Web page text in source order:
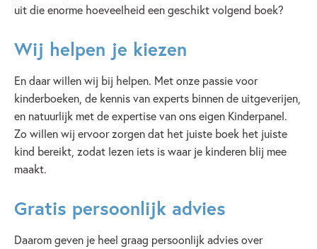
uit die enorme hoeveelheid een geschikt volgend boek?
Wij helpen je kiezen
En daar willen wij bij helpen. Met onze passie voor
kinderboeken, de kennis van experts binnen de uitgeverijen,
en natuurlijk met de expertise van ons eigen Kinderpanel.
Zo willen wij ervoor zorgen dat het juiste boek het juiste
kind bereikt, zodat lezen iets is waar je kinderen blij mee
maakt.
Gratis persoonlijk advies
Daarom geven je heel graag persoonlijk advies over